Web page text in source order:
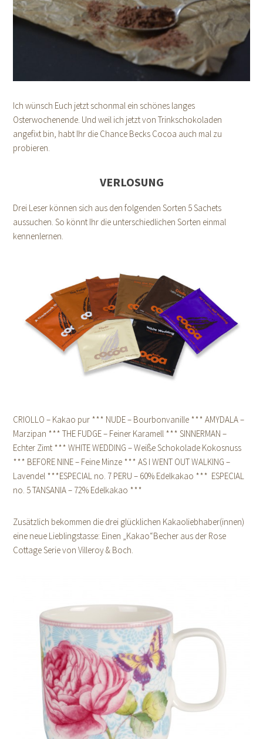
Ich wünsch Euch jetzt schonmal ein schönes langes
Osterwochenende. Und weil ich jetzt von Trinkschokoladen
angefixt bin, habt Ihr die Chance Becks Cocoa auch mal zu
probieren.
VERLOSUNG
Drei Leser können sich aus den folgenden Sorten 5 Sachets
aussuchen. So könnt Ihr die unterschiedlichen Sorten einmal
kennenlernen.
CRIOLLO – Kakao pur *** NUDE – Bourbonvanille *** AMYDALA –
Marzipan *** THE FUDGE – Feiner Karamell *** SINNERMAN –
Echter Zimt *** WHITE WEDDING – Weiße Schokolade Kokosnuss
*** BEFORE NINE – Feine Minze *** AS I WENT OUT WALKING –
Lavendel ***ESPECIAL no. 7 PERU – 60% Edelkakao *** ESPECIAL
no. 5 TANSANIA – 72% Edelkakao ***
Zusätzlich bekommen die drei glücklichen Kakaoliebhaber(innen)
eine neue Lieblingstasse: Einen „Kakao“Becher aus der Rose
Cottage Serie von Villeroy & Boch.